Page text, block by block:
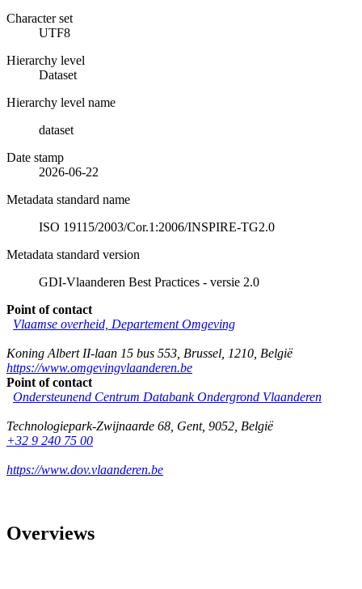
Character set
UTF8
Hierarchy level
Dataset
Hierarchy level name
dataset
Date stamp
2026-06-22
Metadata standard name
ISO 19115/2003/Cor.1:2006/INSPIRE-TG2.0
Metadata standard version
GDI-Vlaanderen Best Practices - versie 2.0
Point of contact
Vlaamse overheid, Departement Omgeving
Koning Albert II-laan 15 bus 553 Brussel 1210 België
https://www.omgevingvlaanderen.be
Point of contact
Ondersteunend Centrum Databank Ondergrond Vlaanderen
Technologiepark-Zwijnaarde 68 Gent, 9052 België
+32 9 240 75 00
https://www.dov.vlaanderen.be
Overviews